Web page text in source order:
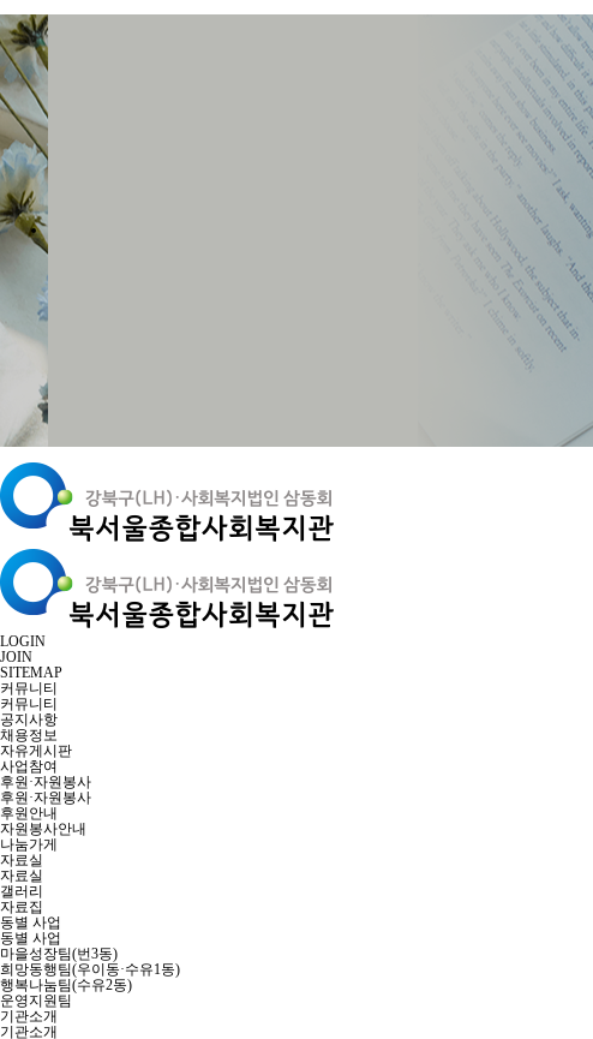
LOGIN
JOIN
SITEMAP
커뮤니티
커뮤니티
공지사항
채용정보
자유게시판
사업참여
후원·자원봉사
후원·자원봉사
후원안내
자원봉사안내
나눔가게
자료실
자료실
갤러리
자료집
동별 사업
동별 사업
마을성장팀(번3동)
희망동행팀(우이동·수유1동)
행복나눔팀(수유2동)
운영지원팀
기관소개
기관소개